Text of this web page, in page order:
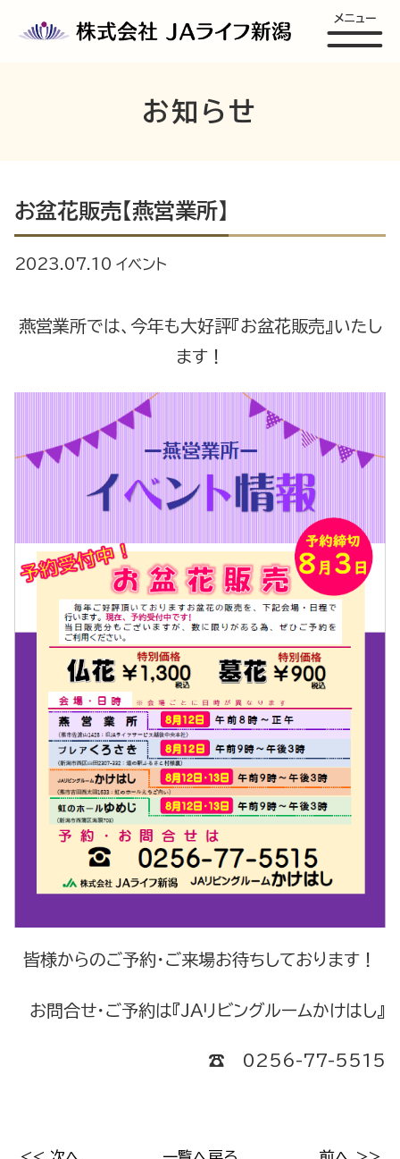
メニュー
お知らせ
お盆花販売【燕営業所】
2023.07.10 イベント
燕営業所では、今年も大好評『お盆花販売』いたし
ます！
皆様からのご予約・ご来場お待ちしております！
お問合せ・ご予約は『JAリビングルームかけはし』
☎ 0256-77-5515